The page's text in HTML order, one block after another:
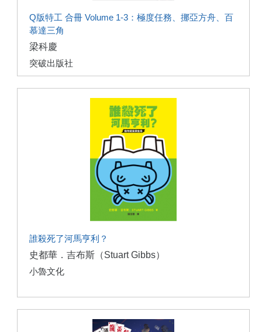
Q版特工 合冊 Volume 1-3：極度任務、挪亞方舟、百
慕達三角
梁科慶
突破出版社
誰殺死了河馬亨利？
史都華．吉布斯（Stuart Gibbs）
小魯文化